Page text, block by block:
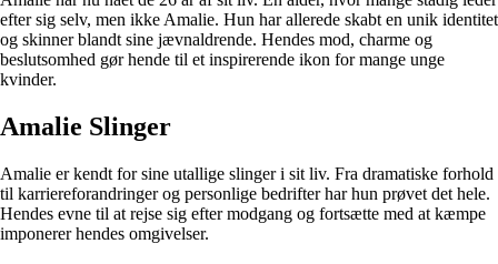
efter sig selv, men ikke Amalie. Hun har allerede skabt en unik identitet
og skinner blandt sine jævnaldrende. Hendes mod, charme og
beslutsomhed gør hende til et inspirerende ikon for mange unge
kvinder.
Amalie Slinger
Amalie er kendt for sine utallige slinger i sit liv. Fra dramatiske forhold
til karriereforandringer og personlige bedrifter har hun prøvet det hele.
Hendes evne til at rejse sig efter modgang og fortsætte med at kæmpe
imponerer hendes omgivelser.